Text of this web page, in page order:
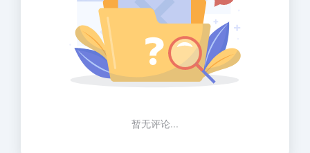
暂无评论...